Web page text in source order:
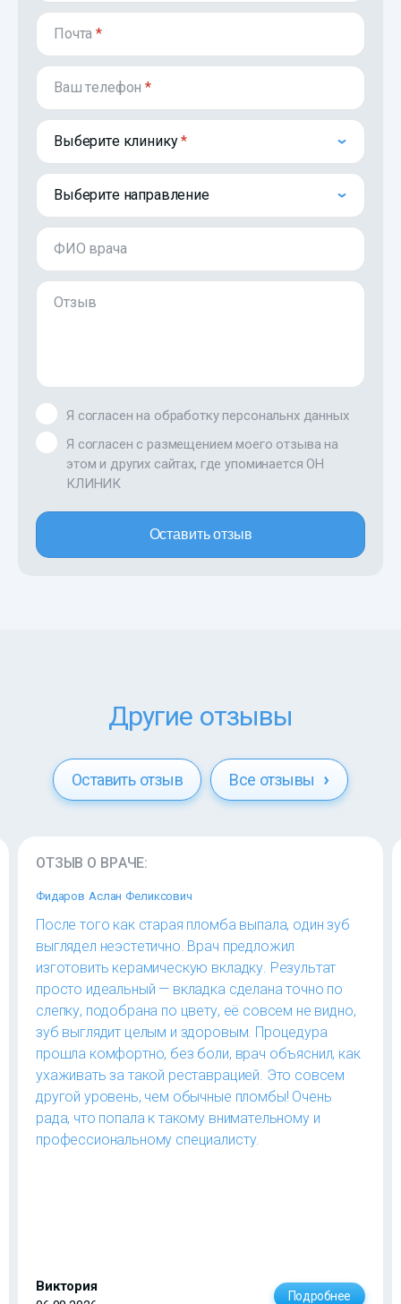
Почта*
Ваш телефон*
Выберите клинику
Выберите направление
ФИО врача
Отзыв
Я согласен на обработку персональнх данных
Я согласен с размещением моего отзыва на
этом и других сайтах, где упоминается ОН
КЛИНИК
Оставить отзыв
Другие отзывы
Оставить отзыв Все отзывы
ОТЗЫВ О ВРАЧЕ:
Фидаров Аслан Феликсович
После того как старая пломба выпала, один зуб
выглядел неэстетично. Врач предложил
изготовить керамическую вкладку. Результат
просто идеальный — вкладка сделана точно по
слепку, подобрана по цвету, её совсем не видно,
зуб выглядит целым и здоровым. Процедура
прошла комфортно, без боли, врач объяснил, как
ухаживать за такой реставрацией. Это совсем
другой уровень, чем обычные пломбы! Очень
рада, что попала к такому внимательному и
профессиональному специалисту.
Виктория
Подробнее